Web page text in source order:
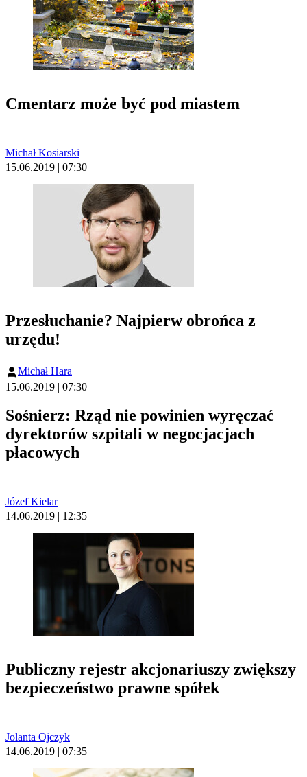
Cmentarz może być pod miastem
Michał Kosiarski
15.06.2019 | 07:30
Przesłuchanie? Najpierw obrońca z
urzędu!
Michał Hara
15.06.2019 | 07:30
Sośnierz: Rząd nie powinien wyręczać
dyrektorów szpitali w negocjacjach
płacowych
Józef Kielar
14.06.2019 | 12:35
Publiczny rejestr akcjonariuszy zwiększy
bezpieczeństwo prawne spółek
Jolanta Ojczyk
14.06.2019 | 07:35